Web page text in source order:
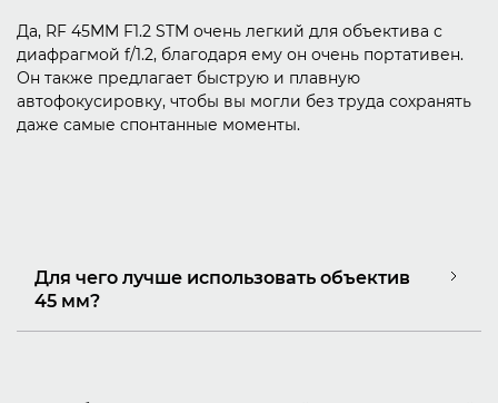
Да, RF 45MM F1.2 STM очень легкий для объектива с
диафрагмой f/1.2, благодаря ему он очень портативен.
Он также предлагает быструю и плавную
автофокусировку, чтобы вы могли без труда сохранять
даже самые спонтанные моменты.
Для чего лучше использовать объектив
45 мм?